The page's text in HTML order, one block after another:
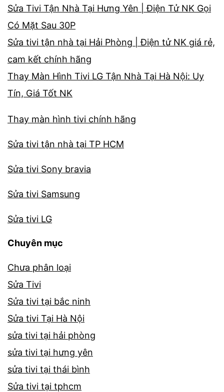
Sửa Tivi Tận Nhà Tại Hưng Yên | Điện Tử NK Gọi
Có Mặt Sau 30P
Sửa tivi tận nhà tại Hải Phòng | Điện tử NK giá rẻ,
cam kết chính hãng
Thay Màn Hình Tivi LG Tận Nhà Tại Hà Nội: Uy
Tín, Giá Tốt NK
Thay màn hình tivi chính hãng
Sửa tivi tận nhà tại TP HCM
Sửa tivi Sony bravia
Sửa tivi Samsung
Sửa tivi LG
Chuyên mục
Chưa phân loại
Sửa Tivi
Sửa tivi tại bắc ninh
Sửa tivi Tại Hà Nội
sửa tivi tại hải phòng
sửa tivi tại hưng yên
sửa tivi tại thái bình
Sửa tivi tại tphcm